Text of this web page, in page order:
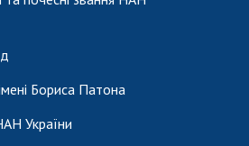
Бориса Патона
України